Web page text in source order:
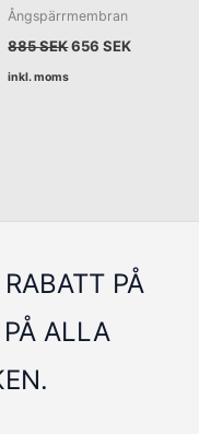
Ångspärrmembran
885SEK656SEK
inkl. moms
PÅ
ALLA